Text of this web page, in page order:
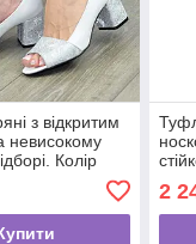
з відкритим
невисокому
Колір
2